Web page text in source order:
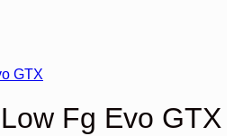
Fg Evo GTX